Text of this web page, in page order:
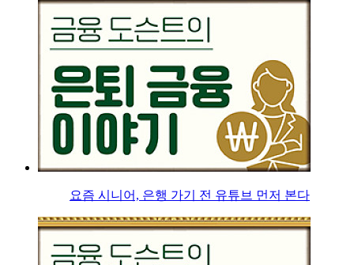
요즘 시니어, 은행 가기 전 유튜브 먼저 본다